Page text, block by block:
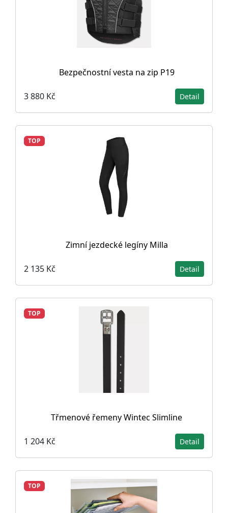
Bezpečnostní vesta na zip P19
3 880 Kč Detail
TOP
Zimní jezdecké legíny Milla
2 135 Kč Detail
TOP
Třmenové řemeny Wintec Slimline
1 204 Kč Detail
TOP